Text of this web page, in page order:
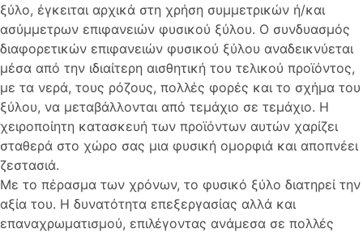
ξύλο, έγκειται αρχικά στη χρήση συμμετρικών ή/και
ασύμμετρων επιφανειών φυσικού ξύλου. Ο συνδυασμός
διαφορετικών επιφανειών φυσικού ξύλου αναδεικνύεται
μέσα από την ιδιαίτερη αισθητική του τελικού προϊόντος,
με τα νερά, τους ρόζους, πολλές φορές και το σχήμα του
ξύλου, να μεταβάλλονται από τεμάχιο σε τεμάχιο. Η
χειροποίητη κατασκευή των προϊόντων αυτών χαρίζει
σταθερά στο χώρο σας μια φυσική ομορφιά και αποπνέει
ζεστασιά.
Με το πέρασμα των χρόνων, το φυσικό ξύλο διατηρεί την
αξία του. Η δυνατότητα επεξεργασίας αλλά και
επαναχρωματισμού, επιλέγοντας ανάμεσα σε πολλές